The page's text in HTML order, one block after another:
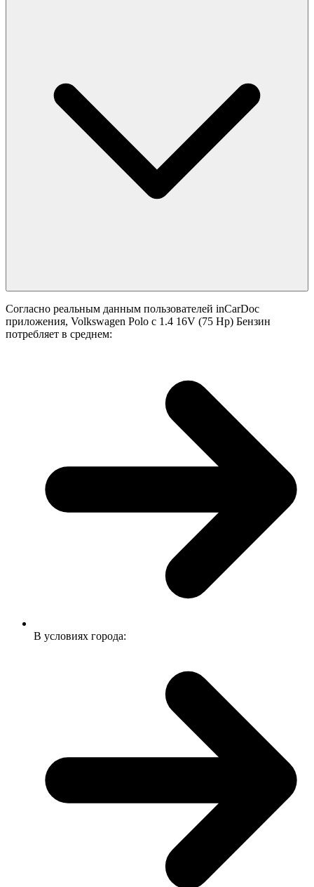
Согласно реальным данным пользователей inCarDoc
приложения, Volkswagen Polo с 1.4 16V (75 Hp) Бензин
потребляет в среднем:
В условиях города: